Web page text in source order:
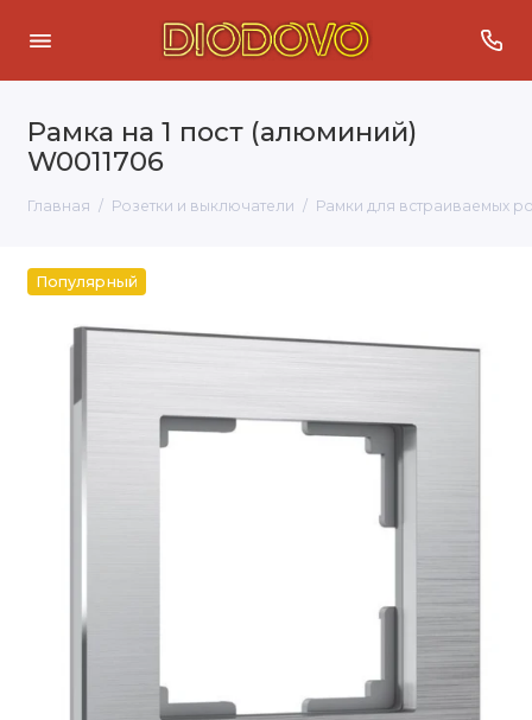
Рамка на 1 пост (алюминий)
W0011706
Главная Розетки и выключатели Рамки для встраиваемых
Популярный